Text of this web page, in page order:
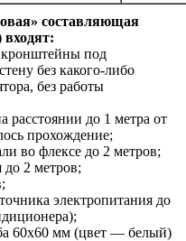
составляющая
входят:
под
без какого-либо
без работы
расстоянии до 1 метра от
прохождение;
во флексе до 2 метров;
2 метров;
электропитания до
60х60 мм (цвет — белый)